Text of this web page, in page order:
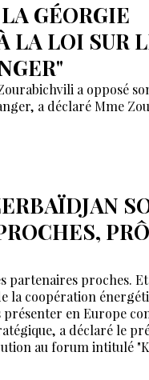
GÉORGIE
LA LOI SUR
a opposé
a déclaré Mme
partenaires proches.
la coopération
en Europe
a déclaré le
au forum intitulé
et défis".